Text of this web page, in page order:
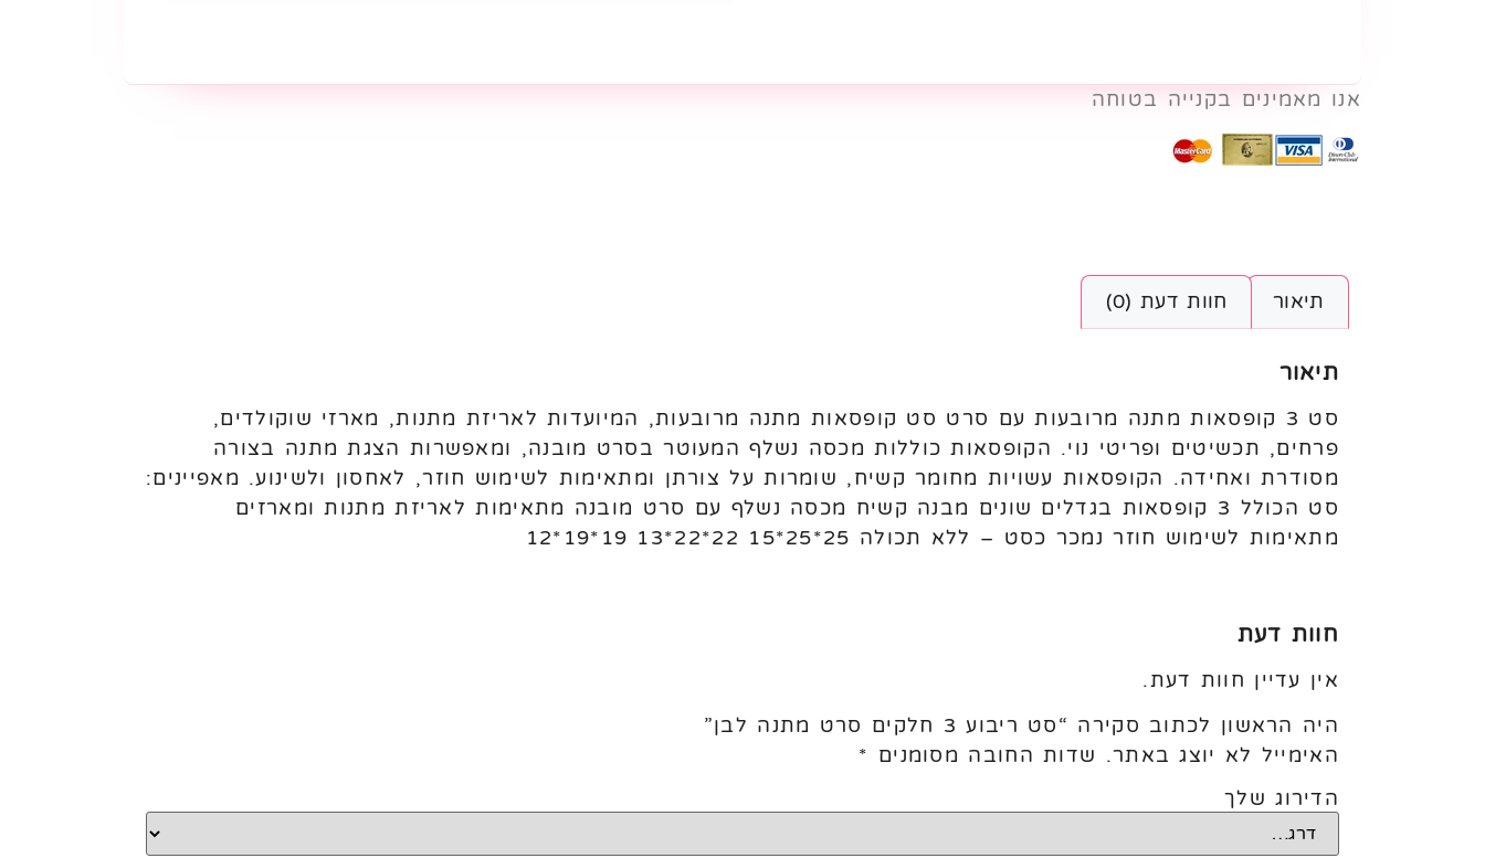
אנו מאמינים בקנייה בטוחה
תיאור חוות דעת (0)
תיאור
סט 3 קופסאות מתנה מרובעות עם סרט סט קופסאות מתנה מרובעות, המיועדות לאריזת מתנות, מארזי שוקולדים,
פרחים, תכשיטים ופריטי נוי. הקופסאות כוללות מכסה נשלף המעוטר בסרט מובנה, ומאפשרות הצגת מתנה בצורה
מסודרת ואחידה. הקופסאות עשויות מחומר קשיח, שומרות על צורתן ומתאימות לשימוש חוזר, לאחסון ולשינוע. מאפיינים:
סט הכולל 3 קופסאות בגדלים שונים מבנה קשיח מכסה נשלף עם סרט מובנה מתאימות לאריזת מתנות ומארזים
מתאימות לשימוש חוזר נמכר כסט – ללא תכולה 25*25*15 22*22*13 19*19*12
חוות דעת
אין עדיין חוות דעת.
היה הראשון לכתוב סקירה “סט ריבוע 3 חלקים סרט מתנה לבן”
האימייל לא יוצג באתר. שדות החובה מסומנים *
הדירוג שלך